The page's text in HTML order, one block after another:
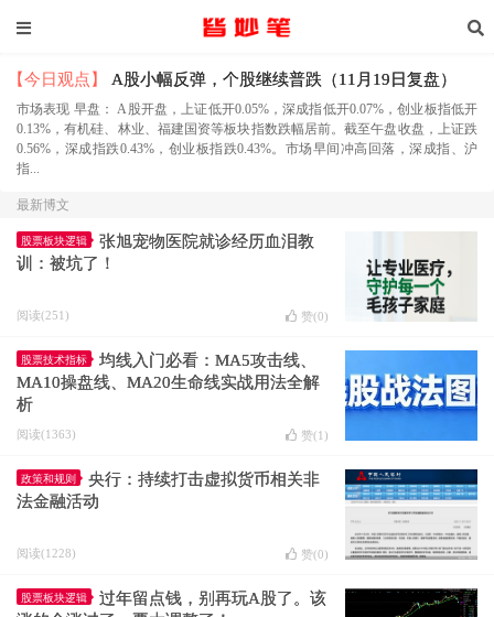
【今日观点】 A股小幅反弹，个股继续普跌（11月19日复盘）
市场表现 早盘： A股开盘，上证低开0.05%，深成指低开0.07%，创业板指低开
0.13%，有机硅、林业、福建国资等板块指数跌幅居前。截至午盘收盘，上证跌
0.56%，深成指跌0.43%，创业板指跌0.43%。市场早间冲高回落，深成指、沪
指...
最新博文
股票板块逻辑
​张旭宠物医院就诊经历血泪教
训：被坑了！
阅读(251) 赞(0)
股票技术指标
均线入门必看：MA5攻击线、
MA10操盘线、MA20生命线实战用法全解
析
阅读(1363) 赞(1 )
政策和规则
央行：持续打击虚拟货币相关非
法金融活动
阅读(1228) 赞(0)
股票板块逻辑
过年留点钱，别再玩A股了。该